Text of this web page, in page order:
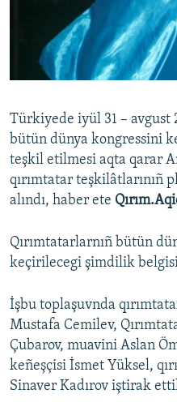
Русский
Українською
RFE/RS bütün saytları
Türkiyede iyül 31 – avgust
bütün dünya kongressini
teşkil etilmesi aqta qarar
qırımtatar teşkilâtlarınıñ
alındı, haber ete
Qırımtatarlarnıñ bütün
keçirilecegi şimdilik
İşbu toplaşuvnda
Mustafa Cemilev,
Çubarov, muavini Aslan
keñeşçisi İsmet Yüksel,
Sinaver Kadırov iştirak